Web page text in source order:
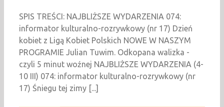
SPIS TREŚCI: NAJBLIŻSZE WYDARZENIA 074:
informator kulturalno-rozrywkowy (nr 17) Dzień
kobiet z Ligą Kobiet Polskich NOWE W NASZYM
PROGRAMIE Julian Tuwim. Odkopana walizka -
czyli 5 minut woźnej NAJBLIŻSZE WYDARZENIA (4-
10 III) 074: informator kulturalno-rozrywkowy (nr
17) Śniegu tej zimy [...]